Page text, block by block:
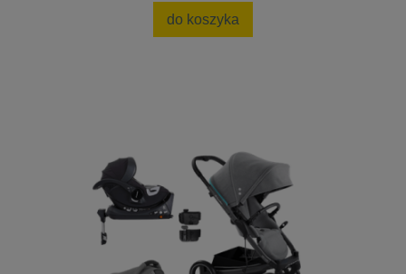
do koszyka